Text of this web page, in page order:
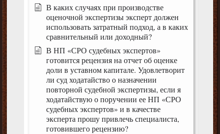
В каких случаях при производстве
оценочной экспертизы эксперт должен
использовать затратный подход, а в каких
сравнительный или доходный?
В НП «СРО судебных экспертов»
готовится рецензия на отчет об оценке
доли в уставном капитале. Удовлетворит
ли суд ходатайство о назначении
повторной судебной экспертизы, если я
ходатайствую о поручении ее НП «СРО
судебных экспертов» и в качестве
эксперта прошу привлечь специалиста,
готовившего рецензию?